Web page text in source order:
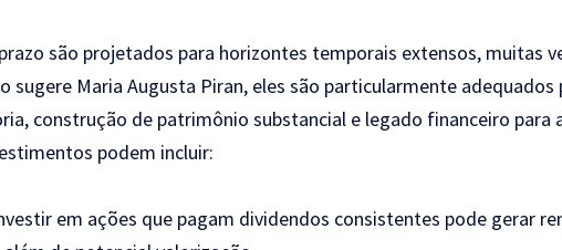
são projetados para horizontes temporais extensos, muitas
sugere Maria Augusta Piran, eles são particularmente adequados
construção de patrimônio substancial e legado financeiro para
podem incluir:
em ações que pagam dividendos consistentes pode gerar